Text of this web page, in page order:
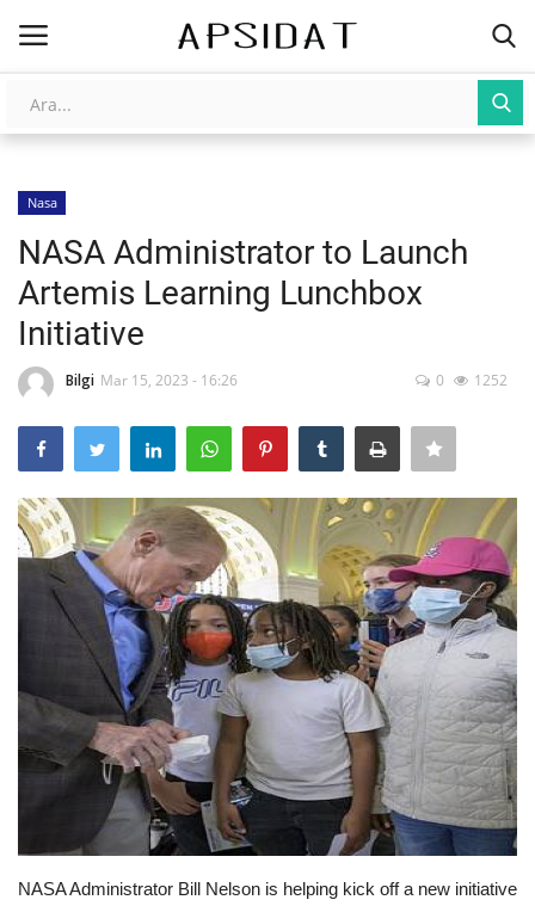
Giriş Kayıt Ol
AnaSayfa
İletişim
Yapay Zeka
Üniversite Yayınları
Tarım
E-Devlet Sistemleri
Tubitak
Teknoloji Kurumu
Yazılım Dilleri
Nasa
NASA Administrator to Launch
Artemis Learning Lunchbox
Initiative
Bilgi Mar 15, 2023 - 16:26 0 1252
NASA Administrator Bill Nelson is helping kick off a new initiative